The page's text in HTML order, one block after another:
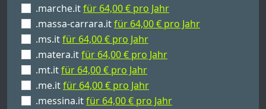
.marche.itfür 64,00 € pro Jahr
.massa-carrara.itfür 64,00 € pro Jahr
.ms.itfür 64,00 € pro Jahr
.matera.itfür 64,00 € pro Jahr
.mt.itfür 64,00 € pro Jahr
.me.itfür 64,00 € pro Jahr
.messina.itfür 64,00 € pro Jahr